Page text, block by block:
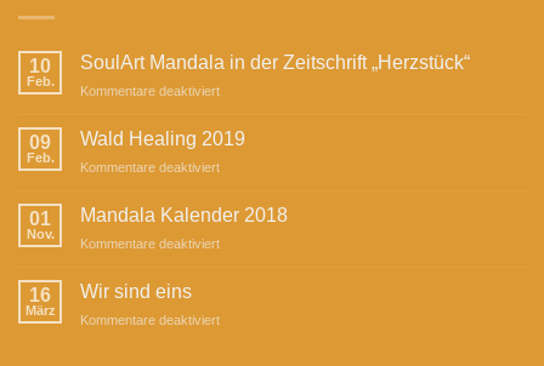
10
Feb.
SoulArt Mandala in der Zeitschrift „Herzstück“
Kommentare deaktiviertfür
Mandala
der
„Herzstück“
09
Feb.
Wald Healing 2019
Kommentare deaktiviertfür
Healing
01
Nov.
Mandala Kalender 2018
Kommentare deaktiviertfür
16
März
Wir sind eins
Kommentare deaktiviertfür